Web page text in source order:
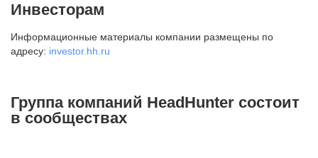
внутригородская территория
Муниципальный округ Тверской,
2-я Брестская ул., д. 48,
+7 495 980-64-27
Инвесторам
Информационные материалы компании размещены по
адресу: investor.hh.ru
Группа компаний HeadHunter состоит
в сообществах